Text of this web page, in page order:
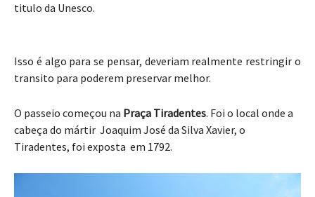
titulo da Unesco.
Isso é algo para se pensar, deveriam realmente restringir o
transito para poderem preservar melhor.
O passeio começou na Praça Tiradentes. Foi o local onde a
cabeça do mártir Joaquim José da Silva Xavier, o
Tiradentes, foi exposta em 1792.